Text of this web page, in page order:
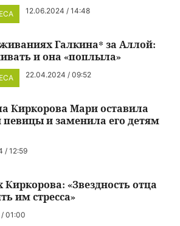
12.06.2024 / 14:48
22.04.2024 / 09:52
Галкина* за Аллой:
и она «поплыла»
/ 12:59
Киркорова Мари оставила
певицы и заменила его детям
/ 01:00
Киркорова: «Звездность отца
им стресса»